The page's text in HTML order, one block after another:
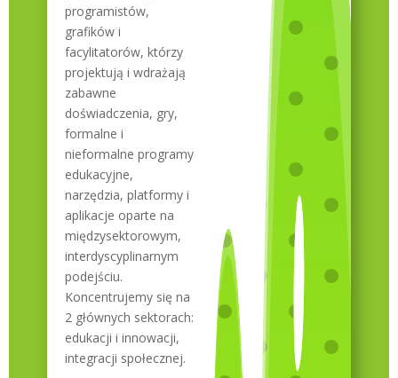
programistów,
grafików i
facylitatorów, którzy
projektują i wdrażają
zabawne
doświadczenia, gry,
formalne i
nieformalne programy
edukacyjne,
narzędzia, platformy i
aplikacje oparte na
międzysektorowym,
interdyscyplinarnym
podejściu.
Koncentrujemy się na
2 głównych sektorach:
edukacji i innowacji,
integracji społecznej.